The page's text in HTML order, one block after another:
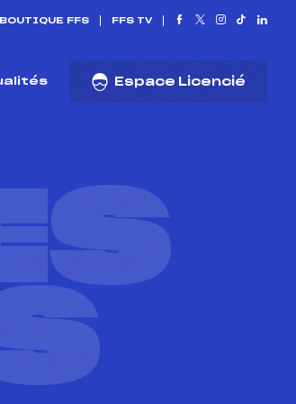
BOUTIQUE FFS FFS TV
Espace Licencié